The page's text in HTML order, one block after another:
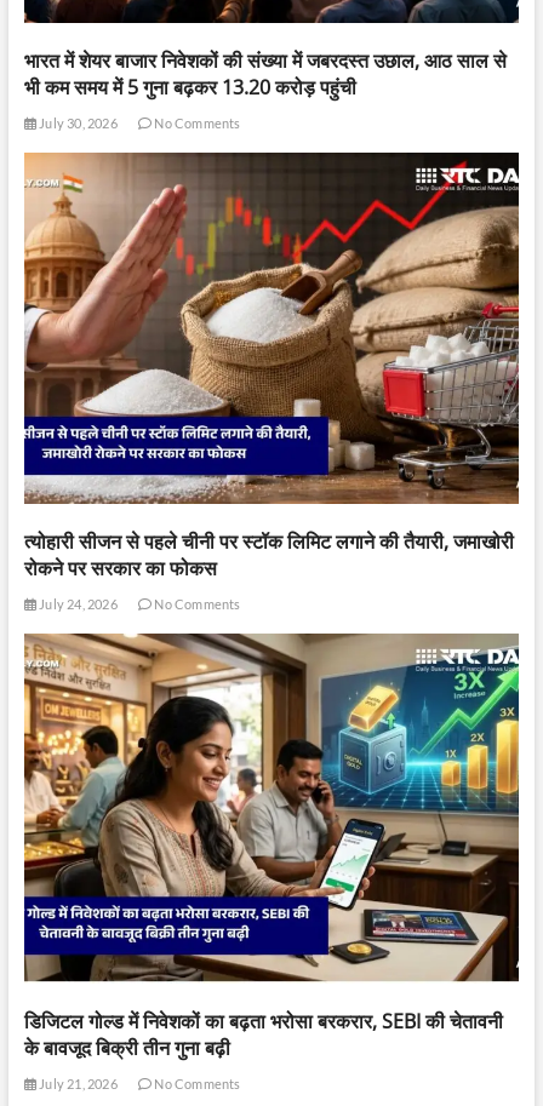
भारत में शेयर बाजार निवेशकों की संख्या में जबरदस्त उछाल, आठ साल से
भी कम समय में 5 गुना बढ़कर 13.20 करोड़ पहुंची
July 30, 2026 No Comments
त्योहारी सीजन से पहले चीनी पर स्टॉक लिमिट लगाने की तैयारी, जमाखोरी
रोकने पर सरकार का फोकस
July 24, 2026 No Comments
डिजिटल गोल्ड में निवेशकों का बढ़ता भरोसा बरकरार, SEBI की चेतावनी
के बावजूद बिक्री तीन गुना बढ़ी
July 21, 2026 No Comments